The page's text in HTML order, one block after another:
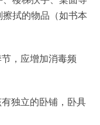
拭的物品（如书本
，应增加消毒频
独立的卧铺，卧具